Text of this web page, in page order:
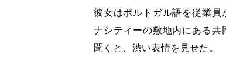
彼女はポルトガル語を従業員
ナシティーの敷地内にある共
聞くと、渋い表情を見せた。